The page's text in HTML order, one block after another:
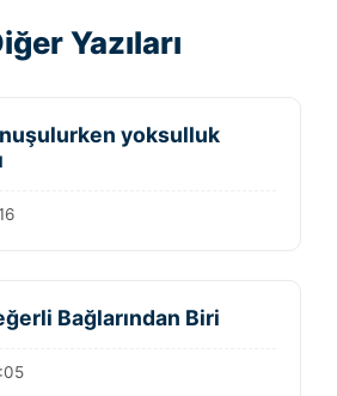
Yazıları
yoksulluk
Bağlarından Biri